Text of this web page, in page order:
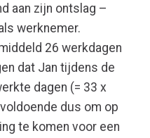
aan zijn ontslag –
werknemer.
26 werkdagen
dat Jan tijdens de
dagen (= 33 x
dus om op
te komen voor een